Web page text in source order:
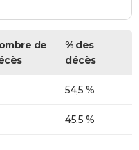
de
% des
décès
54,5 %
45,5 %